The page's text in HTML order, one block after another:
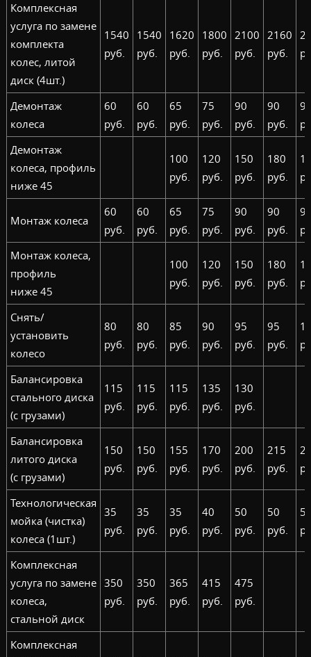
Комплексная
услуга по замене
комплекта
колес, литой
диск (4шт.)
1540
руб.
1540
руб.
1620
руб.
1800
руб.
2100
руб.
2160
руб.
Демонтаж
колеса
60
руб.
60
руб.
65
руб.
75
руб.
90
руб.
90
руб.
Демонтаж
колеса, профиль
ниже 45
100
руб.
120
руб.
150
руб.
180
руб.
Монтаж колеса
60
руб.
60
руб.
65
руб.
75
руб.
90
руб.
90
руб.
Монтаж колеса,
профиль
ниже 45
100
руб.
120
руб.
150
руб.
180
руб.
Снять/
установить
колесо
80
руб.
80
руб.
85
руб.
90
руб.
95
руб.
95
руб.
Балансировка
стального диска
(с грузами)
115
руб.
115
руб.
115
руб.
135
руб.
130
руб.
Балансировка
литого диска
(с грузами)
150
руб.
150
руб.
155
руб.
170
руб.
200
руб.
215
руб.
Технологическая
мойка (чистка)
колеса (1шт.)
35
руб.
35
руб.
35
руб.
40
руб.
50
руб.
50
руб.
Комплексная
услуга по замене
колеса,
стальной диск
350
руб.
350
руб.
365
руб.
415
руб.
475
руб.
Комплексная